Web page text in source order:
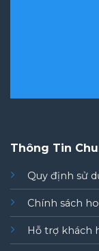
Thông Tin
Quy định sử
Chính sách
Hỗ trợ khách